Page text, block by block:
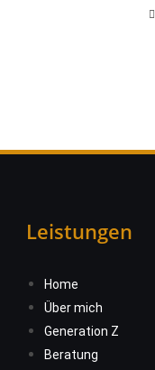
Leistungen
Home
Über mich
Generation Z
Beratung